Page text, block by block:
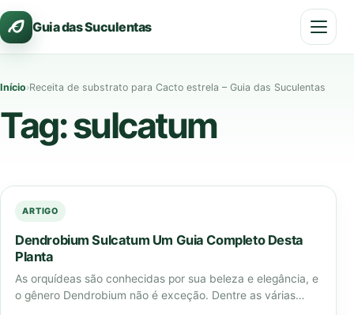
Pular
para
o
Guia das Suculentas
Início›Receita de substrato para Cacto estrela – Guia das Suculentas
Tag:sulcatum
ARTIGO
Dendrobium Sulcatum Um Guia Completo Desta
Planta
As orquídeas são conhecidas por sua beleza e elegância, e
o gênero Dendrobium não é exceção. Dentre as várias